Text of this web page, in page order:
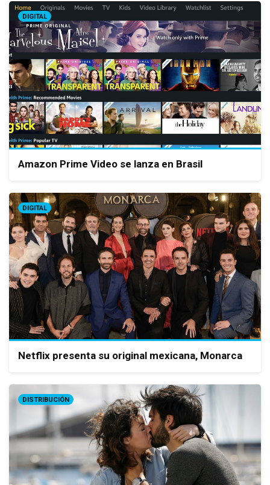
DIGITAL
Amazon Prime Video se lanza en Brasil
DIGITAL
Netflix presenta su original mexicana, Monarca
DISTRIBUCIÓN